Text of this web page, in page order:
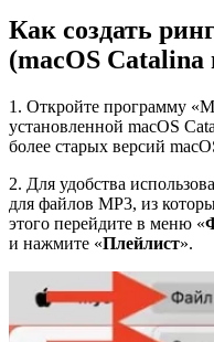
Как создать
(macOS Catalina
1. Откройте программу
установленной macOS
более старых версий
2. Для удобства
для файлов MP3, из
этого перейдите в меню «
и нажмите «Плейлист».